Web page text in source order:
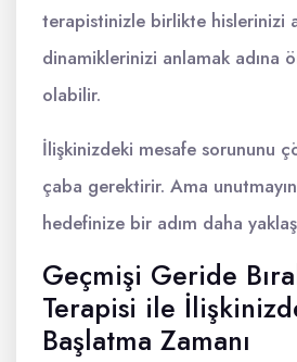
terapistinizle birlikte hislerinizi
dinamiklerinizi anlamak adına
olabilir.
İlişkinizdeki mesafe sorununu
çaba gerektirir. Ama
hedefinize bir adım daha
Geçmişi Geride
Terapisi ile
Başlatma Zamanı